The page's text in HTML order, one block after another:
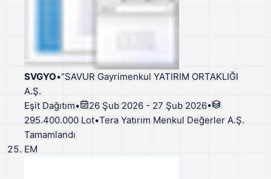
SVGYO•“SAVUR Gayrimenkul YATIRIM ORTAKLIĞI
A.Ş.
Eşit Dağıtım• 26 Şub 2026 - 27 Şub 2026•
295.400.000 Lot•Tera Yatırım Menkul Değerler A.Ş.
Tamamlandı
EM